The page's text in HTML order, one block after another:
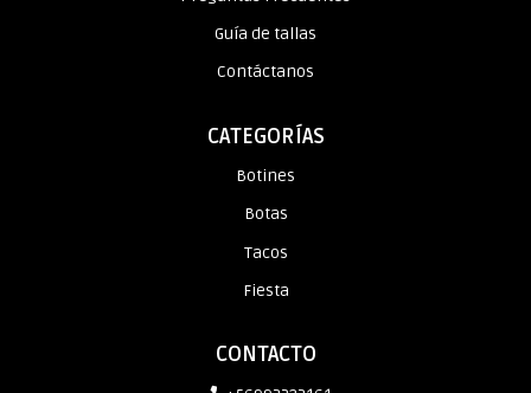
Guía de tallas
Contáctanos
CATEGORÍAS
Botines
Botas
Tacos
Fiesta
CONTACTO